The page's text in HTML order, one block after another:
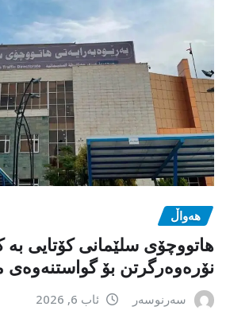
هەواڵ
هاتووچۆی سلێمانی کۆتایی
نۆرەوەرگرتن بۆ گواستنەوەی
سەرنوسەر ئاب 6, 2026